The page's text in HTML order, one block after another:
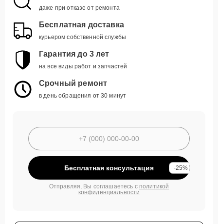
даже при отказе от ремонта
Бесплатная доставка
курьером собственной службы
Гарантия до 3 лет
на все виды работ и запчастей
Срочный ремонт
в день обращения от 30 минут
Бесплатная консультация -25%
Отправляя, Вы соглашаетесь с политикой
конфиденциальности